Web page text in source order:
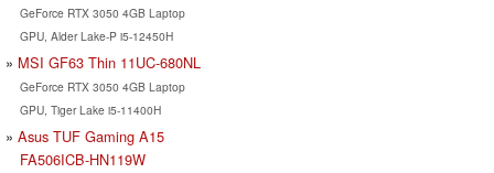
GeForce RTX 3050 4GB Laptop
GPU, Alder Lake-P i5-12450H
MSI GF63 Thin 11UC-680NL
GeForce RTX 3050 4GB Laptop
GPU, Tiger Lake i5-11400H
Asus TUF Gaming A15
FA506ICB-HN119W